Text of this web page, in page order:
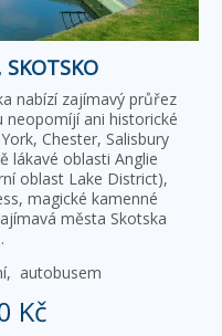
SKOTSKO
nabízí zajímavý průřez
neopomíjí ani historické
Chester, Salisbury
lákavé oblasti Anglie
oblast Lake District),
magické kamenné
města Skotska
autobusem
Kč